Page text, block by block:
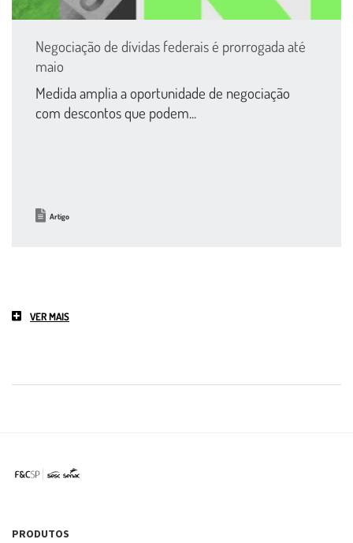
Negociação de dívidas federais é prorrogada até
maio
Medida amplia a oportunidade de negociação
com descontos que podem...
Artigo
VER MAIS
PRODUTOS